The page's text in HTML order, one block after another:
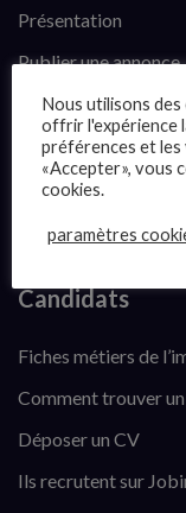
Présentation
Publier une annonce
Offres d’emploi
Questions
Blog
Contact
Candidats
Fiches métiers de
Comment trouver
Déposer un CV
Ils recrutent sur
Nous utilisons
offrir l'expérience
préférences et les
«Accepter», vous
cookies.
paramètres